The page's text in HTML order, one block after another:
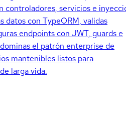
controladores, servicios e
datos con TypeORM, validas
endpoints con JWT, guards e
el patrón enterprise de
mantenibles listos para
larga vida.